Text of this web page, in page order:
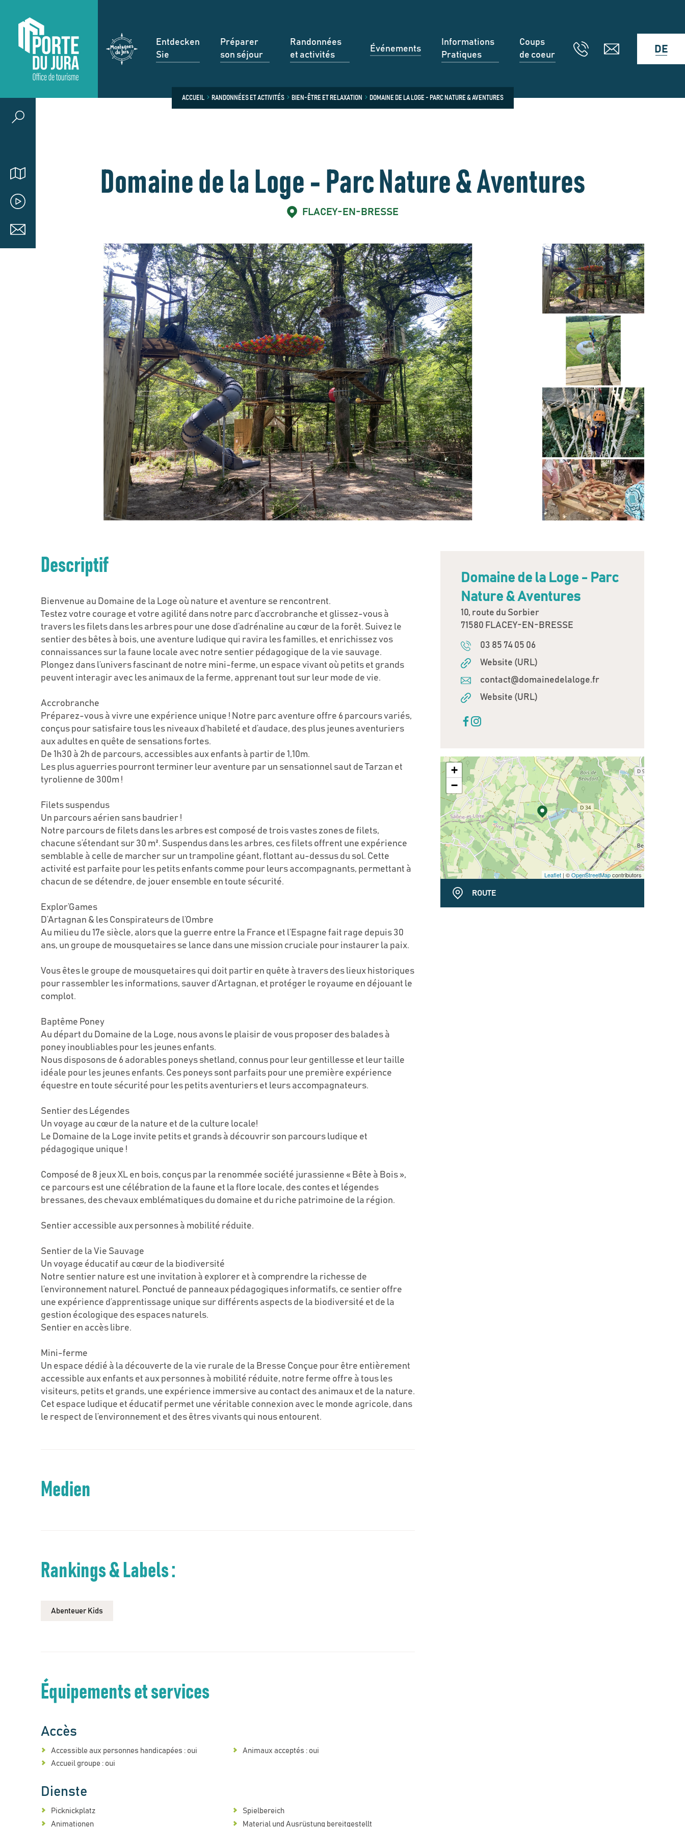
Entdecken
Sie
Préparer
son séjour
Randonnées
et activités
Événements
Informations
Pratiques
Coups
de coeur
DE
ACCUEIL RANDONNÉES ET ACTIVITÉS BIEN-ÊTRE ET RELAXATION DOMAINE DE LA LOGE - PARC NATURE & AVENTURES
Domaine de la Loge - Parc Nature & Aventures
FLACEY-EN-BRESSE
Domaine de la Loge - Parc
Nature & Aventures
10, route du Sorbier
71580 FLACEY-EN-BRESSE
03 85 74 05 06
Website (URL)
contact@domainedelaloge.fr
Website (URL)
+
−
Leaflet | ©OpenStreetMapcontributors
ROUTE
Descriptif
Bienvenue au Domaine de la Loge où nature et aventure se rencontrent.
Testez votre courage et votre agilité dans notre parc d’accrobranche et glissez-vous à
travers les filets dans les arbres pour une dose d’adrénaline au cœur de la forêt. Suivez le
sentier des bêtes à bois, une aventure ludique qui ravira les familles, et enrichissez vos
connaissances sur la faune locale avec notre sentier pédagogique de la vie sauvage.
Plongez dans l’univers fascinant de notre mini-ferme, un espace vivant où petits et grands
peuvent interagir avec les animaux de la ferme, apprenant tout sur leur mode de vie.
Accrobranche
Préparez-vous à vivre une expérience unique ! Notre parc aventure offre 6 parcours variés,
conçus pour satisfaire tous les niveaux d’habileté et d’audace, des plus jeunes aventuriers
aux adultes en quête de sensations fortes.
De 1h30 à 2h de parcours, accessibles aux enfants à partir de 1,10m.
Les plus aguerries pourront terminer leur aventure par un sensationnel saut de Tarzan et
tyrolienne de 300m !
Filets suspendus
Un parcours aérien sans baudrier !
Notre parcours de filets dans les arbres est composé de trois vastes zones de filets,
chacune s’étendant sur 30 m². Suspendus dans les arbres, ces filets offrent une expérience
semblable à celle de marcher sur un trampoline géant, flottant au-dessus du sol. Cette
activité est parfaite pour les petits enfants comme pour leurs accompagnants, permettant à
chacun de se détendre, de jouer ensemble en toute sécurité.
Explor’Games
D’Artagnan & les Conspirateurs de l’Ombre
Au milieu du 17e siècle, alors que la guerre entre la France et l’Espagne fait rage depuis 30
ans, un groupe de mousquetaires se lance dans une mission cruciale pour instaurer la paix.
Vous êtes le groupe de mousquetaires qui doit partir en quête à travers des lieux historiques
pour rassembler les informations, sauver d’Artagnan, et protéger le royaume en déjouant le
complot.
Baptême Poney
Au départ du Domaine de la Loge, nous avons le plaisir de vous proposer des balades à
poney inoubliables pour les jeunes enfants.
Nous disposons de 6 adorables poneys shetland, connus pour leur gentillesse et leur taille
idéale pour les jeunes enfants. Ces poneys sont parfaits pour une première expérience
équestre en toute sécurité pour les petits aventuriers et leurs accompagnateurs.
Sentier des Légendes
Un voyage au cœur de la nature et de la culture locale!
Le Domaine de la Loge invite petits et grands à découvrir son parcours ludique et
pédagogique unique !
Composé de 8 jeux XL en bois, conçus par la renommée société jurassienne « Bête à Bois »,
ce parcours est une célébration de la faune et la flore locale, des contes et légendes
bressanes, des chevaux emblématiques du domaine et du riche patrimoine de la région.
Sentier accessible aux personnes à mobilité réduite.
Sentier de la Vie Sauvage
Un voyage éducatif au cœur de la biodiversité
Notre sentier nature est une invitation à explorer et à comprendre la richesse de
l’environnement naturel. Ponctué de panneaux pédagogiques informatifs, ce sentier offre
une expérience d’apprentissage unique sur différents aspects de la biodiversité et de la
gestion écologique des espaces naturels.
Sentier en accès libre.
Mini-ferme
Un espace dédié à la découverte de la vie rurale de la Bresse Conçue pour être entièrement
accessible aux enfants et aux personnes à mobilité réduite, notre ferme offre à tous les
visiteurs, petits et grands, une expérience immersive au contact des animaux et de la nature.
Cet espace ludique et éducatif permet une véritable connexion avec le monde agricole, dans
le respect de l’environnement et des êtres vivants qui nous entourent.
Medien
Rankings & Labels :
Abenteuer Kids
Équipements et services
Accès
Accessible aux personnes handicapées : oui
Accueil groupe : oui
Animaux acceptés : oui
Dienste
Picknickplatz
Animationen
Spielbereich
Material und Ausrüstung bereitgestellt